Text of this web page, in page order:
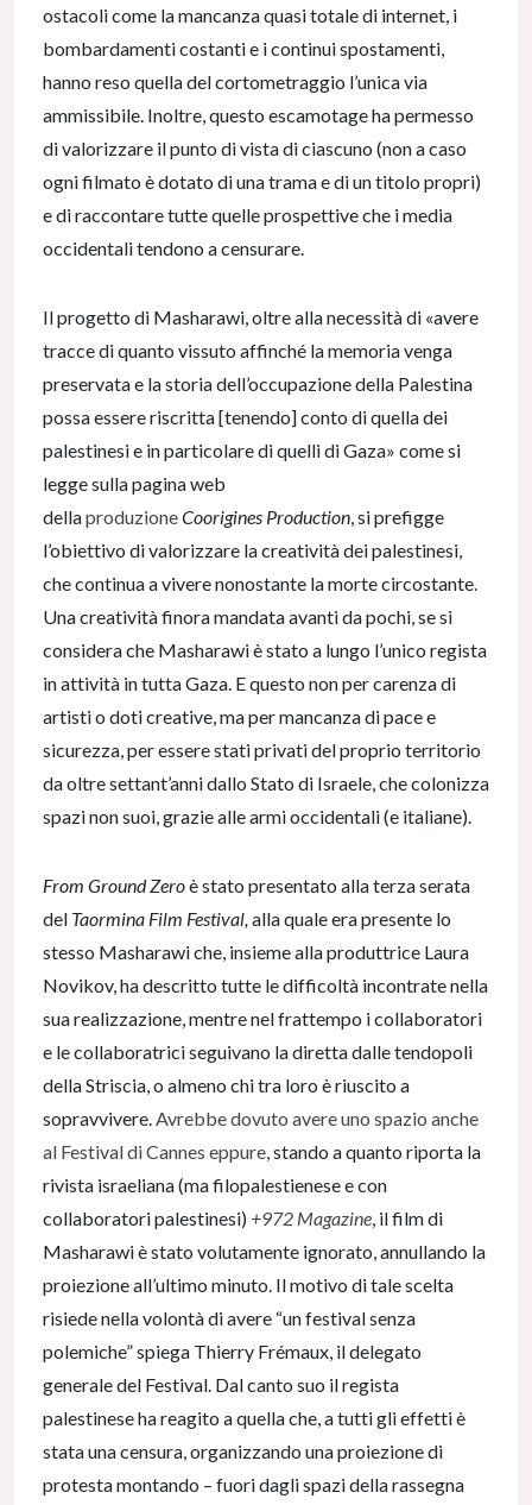
ostacoli come la mancanza quasi totale di internet, i
bombardamenti costanti e i continui spostamenti,
hanno reso quella del cortometraggio l’unica via
ammissibile. Inoltre, questo escamotage ha permesso
di valorizzare il punto di vista di ciascuno (non a caso
ogni filmato è dotato di una trama e di un titolo propri)
e di raccontare tutte quelle prospettive che i media
occidentali tendono a censurare.
Il progetto di Masharawi, oltre alla necessità di «avere
tracce di quanto vissuto affinché la memoria venga
preservata e la storia dell’occupazione della Palestina
possa essere riscritta [tenendo] conto di quella dei
palestinesi e in particolare di quelli di Gaza» come si
legge sulla pagina web
dellaproduzioneCoorigines Production , si prefigge
l’obiettivo di valorizzare la creatività dei palestinesi,
che continua a vivere nonostante la morte circostante.
Una creatività finora mandata avanti da pochi, se si
considera che Masharawi è stato a lungo l’unico regista
in attività in tutta Gaza. E questo non per carenza di
artisti o doti creative, ma per mancanza di pace e
sicurezza, per essere stati privati del proprio territorio
da oltre settant’anni dallo Stato di Israele, che colonizza
spazi non suoi, grazie alle armi occidentali (e italiane).
From Ground Zeroè stato presentato alla terza serata
del Taormina Film Festival, alla quale era presente lo
stesso Masharawi che, insieme alla produttrice Laura
Novikov, ha descritto tutte le difficoltà incontrate nella
sua realizzazione, mentre nel frattempo i collaboratori
e le collaboratrici seguivano la diretta dalle tendopoli
della Striscia, o almeno chi tra loro è riuscito a
sopravvivere. Avrebbe dovuto avere uno spazio anche
al Festival di Cannes eppure , stando a quanto riporta la
rivista israeliana (ma filopalestienese e con
collaboratori palestinesi) +972 Magazine , il film di
Masharawi è stato volutamente ignorato, annullando la
proiezione all’ultimo minuto. Il motivo di tale scelta
risiede nella volontà di avere “un festival senza
polemiche” spiega Thierry Frémaux, il delegato
generale del Festival. Dal canto suo il regista
palestinese ha reagito a quella che, a tutti gli effetti è
stata una censura, organizzando una proiezione di
protesta montando – fuori dagli spazi della rassegna